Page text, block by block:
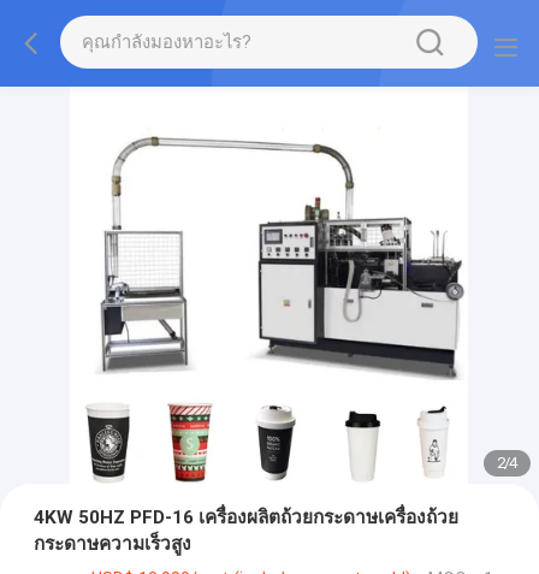
2/4
4KW 50HZ PFD-16 เครื่องผลิตถ้วยกระดาษเครื่องถ้วย
กระดาษความเร็วสูง